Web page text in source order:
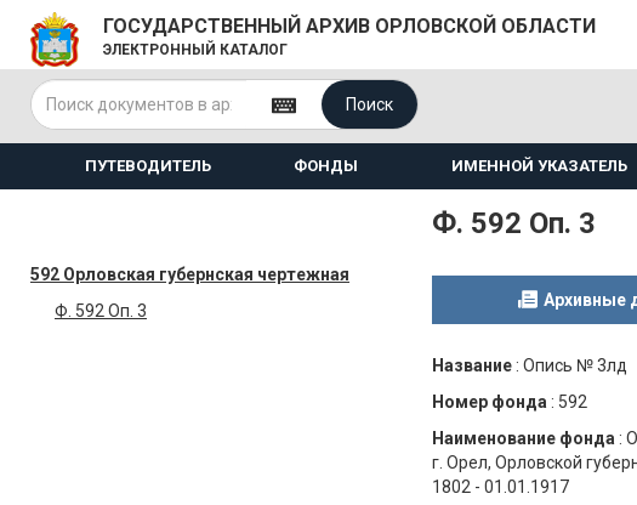
ГОСУДАРСТВЕННЫЙ АРХИВ ОРЛОВСКОЙ ОБЛАСТИ
ЭЛЕКТРОННЫЙ КАТАЛОГ
Поиск
ПУТЕВОДИТЕЛЬ ФОНДЫ ИМЕННОЙ УКАЗАТЕЛЬ
592 Орловская губернская чертежная
Ф. 592 Оп. 3
Ф. 592 Оп. 3
Архивные
Название : Опись № 3лд
Номер фонда : 592
Наименование фонда :
г. Орел, Орловской
1802 - 01.01.1917